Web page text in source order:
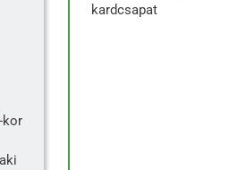
kor
kardcsapat